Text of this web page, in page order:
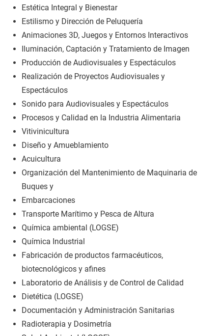
Estética Integral y Bienestar
Estilismo y Dirección de Peluquería
Animaciones 3D, Juegos y Entornos Interactivos
Iluminación, Captación y Tratamiento de Imagen
Producción de Audiovisuales y Espectáculos
Realización de Proyectos Audiovisuales y
Espectáculos
Sonido para Audiovisuales y Espectáculos
Procesos y Calidad en la Industria Alimentaria
Vitivinicultura
Diseño y Amueblamiento
Acuicultura
Organización del Mantenimiento de Maquinaria de
Buques y
Embarcaciones
Transporte Marítimo y Pesca de Altura
Química ambiental (LOGSE)
Química Industrial
Fabricación de productos farmacéuticos,
biotecnológicos y afines
Laboratorio de Análisis y de Control de Calidad
Dietética (LOGSE)
Documentación y Administración Sanitarias
Radioterapia y Dosimetría